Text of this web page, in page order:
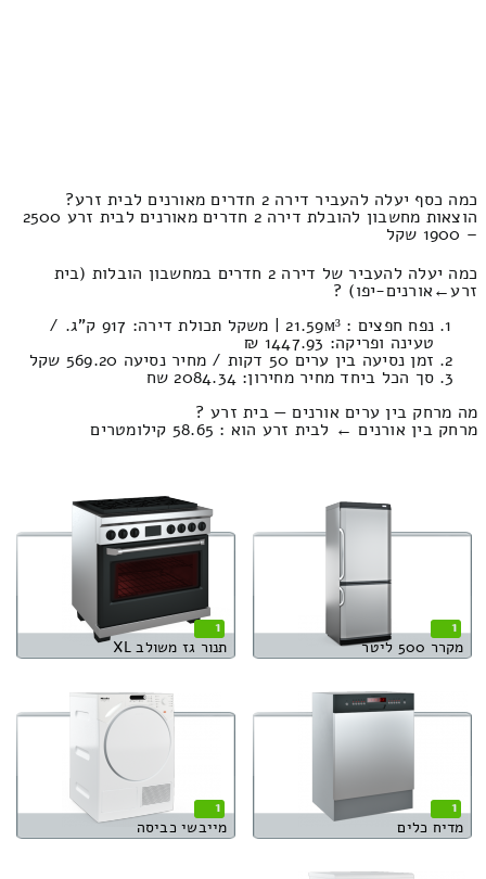
כמה כסף יעלה להעביר דירה 2 חדרים מאורנים לבית זרע?
הוצאות מחשבון להובלת דירה 2 חדרים מאורנים לבית זרע 2500
– 1900 שקל
כמה יעלה להעביר של דירה 2 חדרים במחשבון הובלות (בית
זרע‎←‏אורנים-יפו) ?
נפח חפצים : 21.59м³ | משקל תכולת דירה: 917 ק”ג. /
טעינה ופריקה: 1447.93 ₪
זמן נסיעה בין ערים 50 דקות / מחיר נסיעה 569.20 שקל
סך הכל ביחד מחיר מחירון: 2084.34 שח
מה מרחק בין ערים אורנים — בית זרע ?
מרחק בין אורנים ← לבית זרע הוא : 58.65 קילומטרים
1
מקרר 500 ליטר
1
תנור גז משולב XL
1
מדיח כלים
1
מייבשי כביסה